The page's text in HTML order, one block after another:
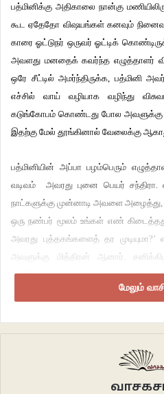
பத்மினிக்கு அதிகாலை நான்கு
கூட ஏதேதோ விஷயங்கள் கனவும்
காரை ஓட்டுநர் ஒருவர் ஓட்டிக்
அவளது மனதைக் கவர்ந்த எழுத்தாளர்
ஒரே சீட்டில் அமர்ந்திருக்க, பத்மினி
எச்சில் வாய் வழியாக வழிந்து
கடுங்கோபம் கொண்டது போல அவளுக்கு
இதற்கு மேல் தூங்கினால் வேலைக்கு
பத்மினியின் அப்பா பழம்பெரும்
வடிவம் அவரது புனை பெயர் சந்திரா.
நாட்களுக்கு முன்னாடி அவளை அழைத்து,
ஒரு நண்பர் மூலம் உங்கள் எண்
அவரது புத்தகங்களைத் தர முடியுமா?’
அவளுக்கு மித்திரன் ஆனார்.
சந்திப்பது என்று முடிவாயிற்று.
அதற்குள் அவள் மனம் அலைபாய்ந்தது.
மேலும்